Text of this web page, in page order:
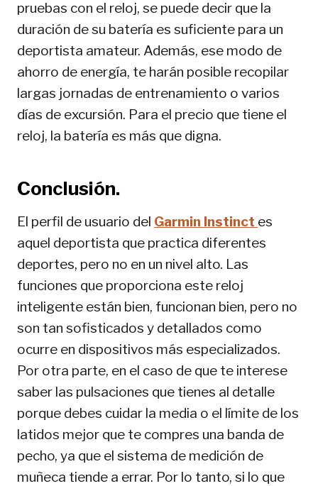
pruebas con el reloj, se puede decir que la
duración de su batería es suficiente para un
deportista amateur. Además, ese modo de
ahorro de energía, te harán posible recopilar
largas jornadas de entrenamiento o varios
días de excursión. Para el precio que tiene el
reloj, la batería es más que digna.
Conclusión.
El perfil de usuario del Garmin Instinct es
aquel deportista que practica diferentes
deportes, pero no en un nivel alto. Las
funciones que proporciona este reloj
inteligente están bien, funcionan bien, pero no
son tan sofisticados y detallados como
ocurre en dispositivos más especializados.
Por otra parte, en el caso de que te interese
saber las pulsaciones que tienes al detalle
porque debes cuidar la media o el límite de los
latidos mejor que te compres una banda de
pecho, ya que el sistema de medición de
muñeca tiende a errar. Por lo tanto, si lo que